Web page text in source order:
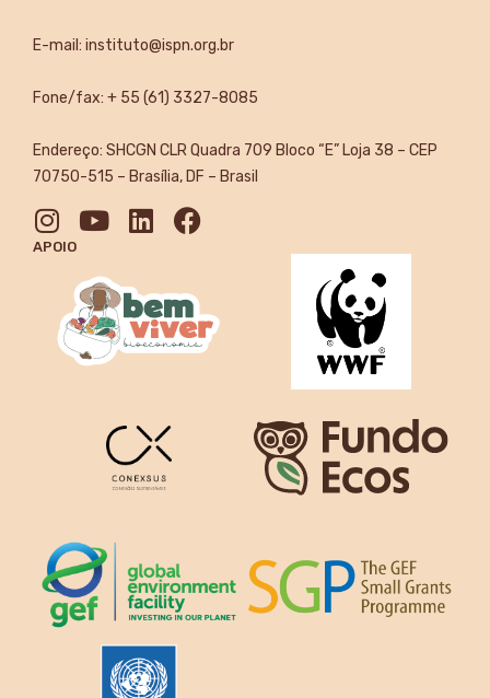
E-mail: instituto@ispn.org.br
Fone/fax: + 55 (61) 3327-8085
Endereço: SHCGN CLR Quadra 709 Bloco “E” Loja 38 – CEP
70750-515 – Brasília, DF – Brasil
APOIO